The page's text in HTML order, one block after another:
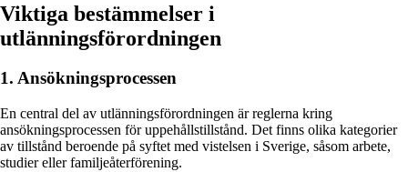
Viktiga bestämmelser i
utlänningsförordningen
1. Ansökningsprocessen
En central del av utlänningsförordningen är reglerna kring
ansökningsprocessen för uppehållstillstånd. Det finns olika kategorier
av tillstånd beroende på syftet med vistelsen i Sverige, såsom arbete,
studier eller familjeåterförening.